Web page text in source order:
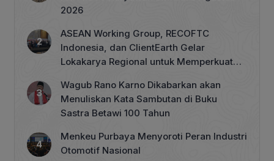
2026
ASEAN Working Group, RECOFTC
Indonesia, dan ClientEarth Gelar
Lokakarya Regional untuk Memperkuat
Wagub Rano Karno Dikabarkan akan
Menuliskan Kata Sambutan di Buku
Sastra Betawi 100 Tahun
Menkeu Purbaya Menyoroti Peran Industri
Otomotif Nasional